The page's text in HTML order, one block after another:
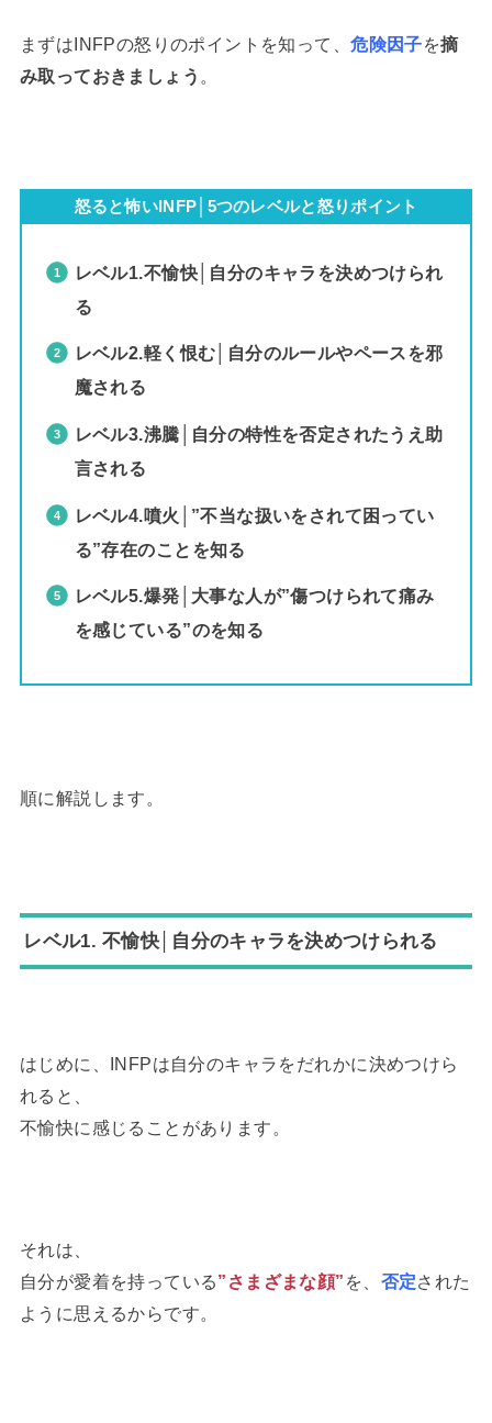
まずはINFPの怒りのポイントを知って、危険因子を摘
み取っておきましょう
怒ると怖いINFP│5つのレベルと怒りポイント
レベル1.不愉快│自分のキャラを決めつけられ
る
レベル2.軽く恨む│自分のルールやペースを邪
魔される
レベル3.沸騰│自分の特性を否定されたうえ助
言される
レベル4.噴火│”不当な扱いをされて困ってい
る”存在のことを知る
レベル5.爆発│大事な人が”傷つけられて痛み
を感じている”のを知る
順に解説します。
レベル1. 不愉快│自分のキャラを決めつけられる
はじめに、INFPは自分のキャラをだれかに決めつけら
れると、
不愉快に感じることがあります。
それは、
自分が愛着を持っている”さまざまな顔” を、 否定された
ように思えるからです。